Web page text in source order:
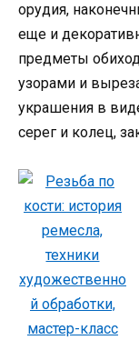
орудия,
еще и
предметы
узорами и
украшения в
серег и колец,